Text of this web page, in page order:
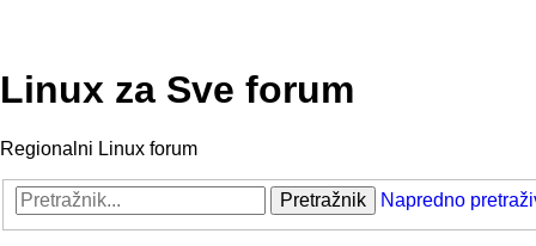
Linux za Sve forum
Regionalni Linux forum
Pretražnik Napredno